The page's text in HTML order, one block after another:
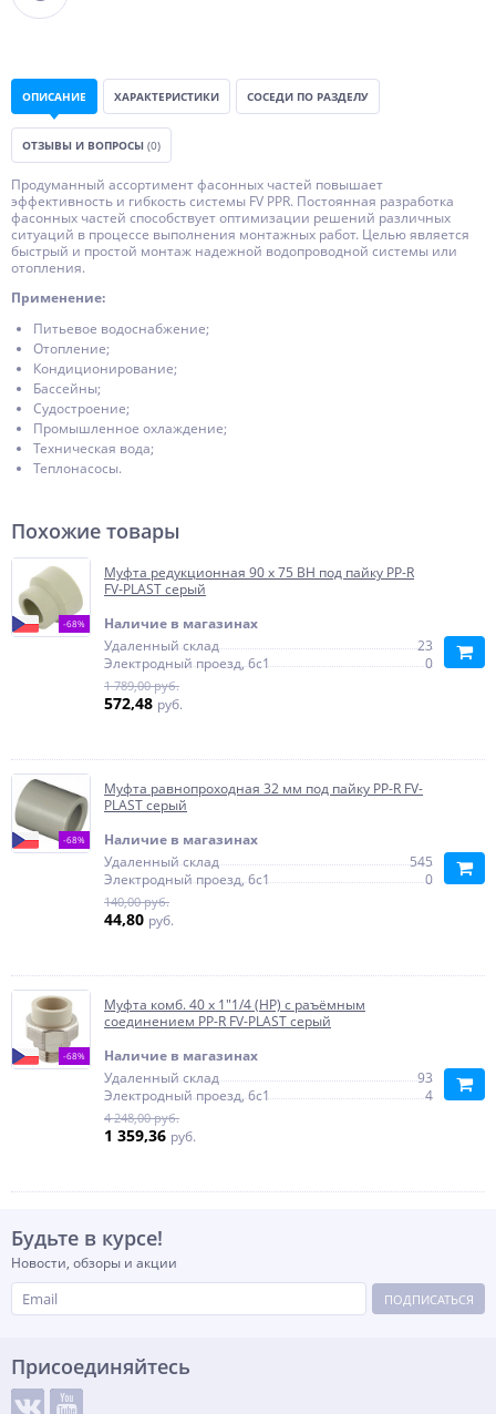
ОПИСАНИЕ ХАРАКТЕРИСТИКИ СОСЕДИ ПО РАЗДЕЛУ
ОТЗЫВЫ И ВОПРОСЫ (0)
Продуманный ассортимент фасонных частей повышает
эффективность и гибкость системы FV PPR. Постоянная разработка
фасонных частей способствует оптимизации решений различных
ситуаций в процессе выполнения монтажных работ. Целью является
быстрый и простой монтаж надежной водопроводной системы или
отопления.
Применение:
Питьевое водоснабжение;
Отопление;
Кондиционирование;
Бассейны;
Судостроение;
Промышленное охлаждение;
Техническая вода;
Теплонасосы.
Похожие товары
-68%
Муфта редукционная 90 x 75 ВН под пайку PP-R
FV-PLAST серый
Наличие в магазинах
Удаленный склад
23
Электродный проезд, 6с1
0
1 789,00 руб.
572,48 руб.
-68%
Муфта равнопроходная 32 мм под пайку PP-R FV-
PLAST серый
Наличие в магазинах
Удаленный склад
545
Электродный проезд, 6с1
0
140,00 руб.
44,80 руб.
-68%
Муфта комб. 40 x 1"1/4 (НР) с раъёмным
соединением PP-R FV-PLAST серый
Наличие в магазинах
Удаленный склад
93
Электродный проезд, 6с1
4
4 248,00 руб.
1 359,36 руб.
Будьте в курсе!
Новости, обзоры и акции
ПОДПИСАТЬСЯ
Присоединяйтесь